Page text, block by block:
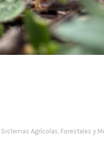
Sistemas Agrícolas, Forestales y